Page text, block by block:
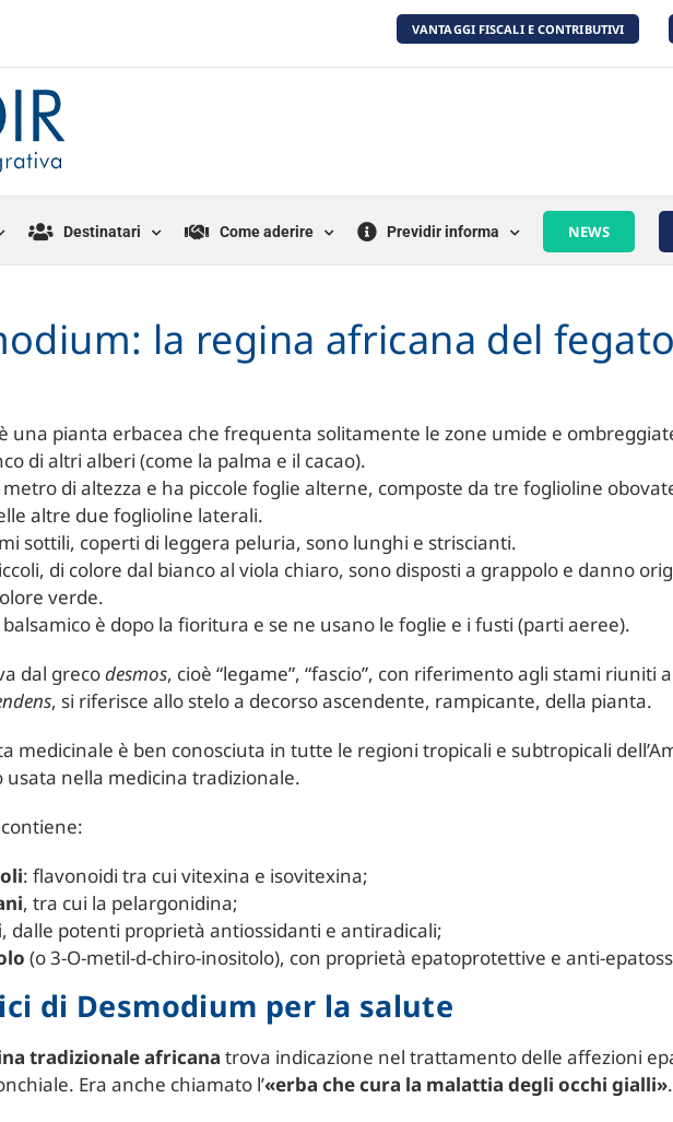
VANTAGGI FISCALI E CONTRIBUTIVI
Destinatari Come aderire Previdir informa NEWS
la regina africana del
una pianta erbacea che frequenta solitamente le zone umide e
di altri alberi (come la palma e il cacao).
di altezza e ha piccole foglie alterne, composte da tre foglioline
altre due foglioline laterali.
sottili, coperti di leggera peluria, sono lunghi e striscianti.
di colore dal bianco al viola chiaro, sono disposti a grappolo e danno
verde.
è dopo la fioritura e se ne usano le foglie e i fusti (parti aeree).
dal grecodesmos, cioè “legame”, “fascio”, con riferimento agli stami riuniti
, si riferisce allo stelo a decorso ascendente, rampicante, della pianta.
medicinale è ben conosciuta in tutte le regioni tropicali e subtropicali
usata nella medicina tradizionale.
: flavonoidi tra cui vitexina e isovitexina;
, tra cui la pelargonidina;
, dalle potenti proprietà antiossidanti e antiradicali;
(o 3-O-metil-d-chiro-inositolo), con proprietà epatoprotettive e anti-
di Desmodium per la salute
tradizionale africana trova indicazione nel trattamento delle affezioni
Era anche chiamato l’«erba che cura la malattia degli occhi gialli».